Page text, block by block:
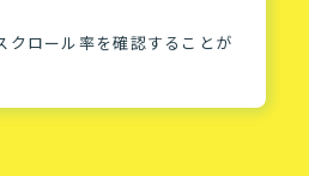
クロール率を確認することが